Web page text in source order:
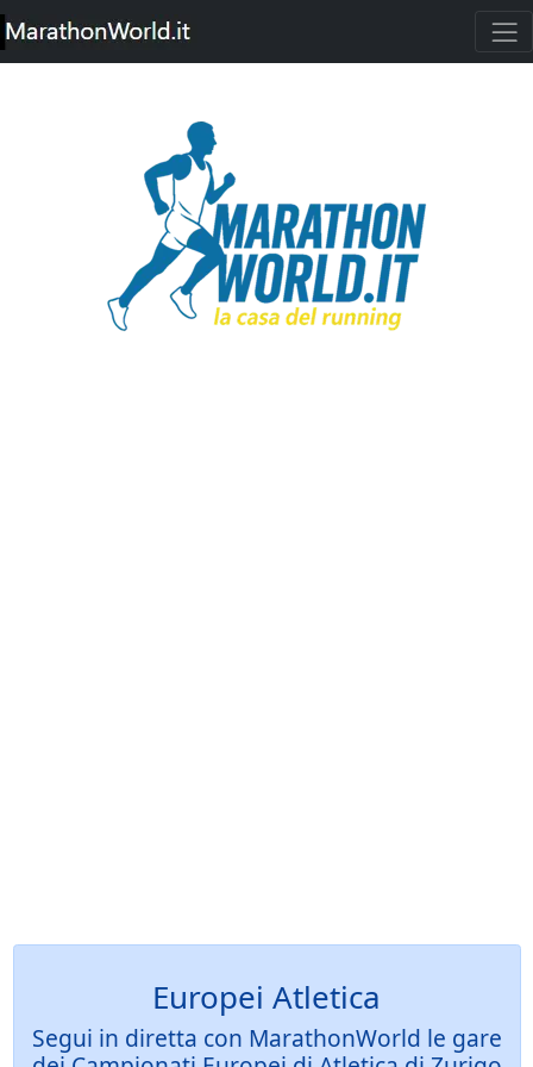
Europei Atletica
Segui in diretta con MarathonWorld le gare